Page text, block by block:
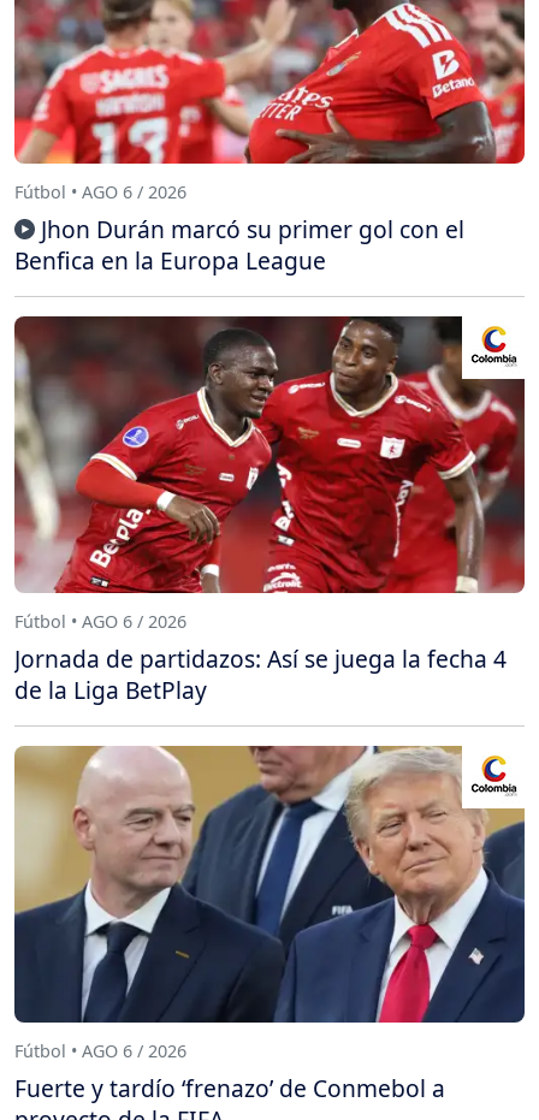
Fútbol • AGO 6 / 2026
Jhon Durán marcó su primer gol con el
Benfica en la Europa League
Fútbol • AGO 6 / 2026
Jornada de partidazos: Así se juega la fecha 4
de la Liga BetPlay
Fútbol • AGO 6 / 2026
Fuerte y tardío ‘frenazo’ de Conmebol a